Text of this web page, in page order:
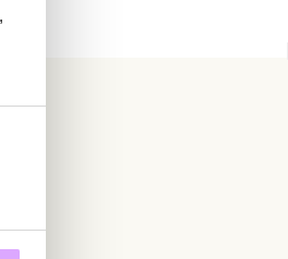
sprawdzi się zarówno
x 0,60 cm.
o tym produkcie!
tylko osoby, które